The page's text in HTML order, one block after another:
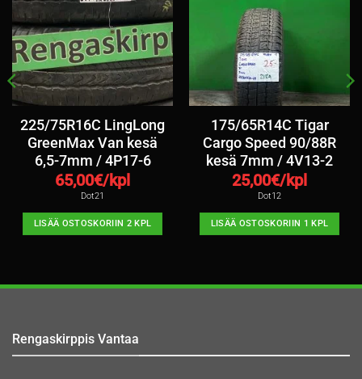
225/75R16C LingLong
GreenMax Van kesä
6,5-7mm / 4P17-6
65,00€/kpl
Dot21
LISÄÄ OSTOSKORIIN 2 KPL
175/65R14C Tigar
Cargo Speed 90/88R
kesä 7mm / 4V13-2
25,00€/kpl
Dot12
LISÄÄ OSTOSKORIIN 1 KPL
Rengaskirppis Vantaa